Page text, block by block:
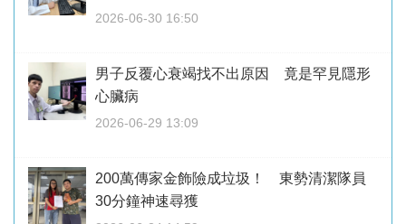
2026-06-30 16:50
男子反覆心衰竭找不出原因 竟是罕見隱形
心臟病
2026-06-29 13:09
200萬傳家金飾險成垃圾！ 東勢清潔隊員
30分鐘神速尋獲